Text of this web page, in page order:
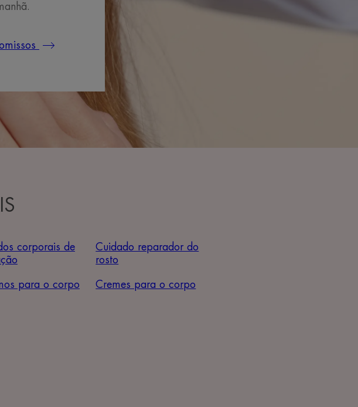
corporais de
Cuidado reparador do
rosto
para o corpo Cremes para o corpo